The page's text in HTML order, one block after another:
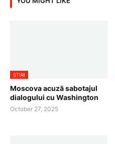
STIRI
Moscova acuză sabotajul
dialogului cu Washington
October 27, 2025